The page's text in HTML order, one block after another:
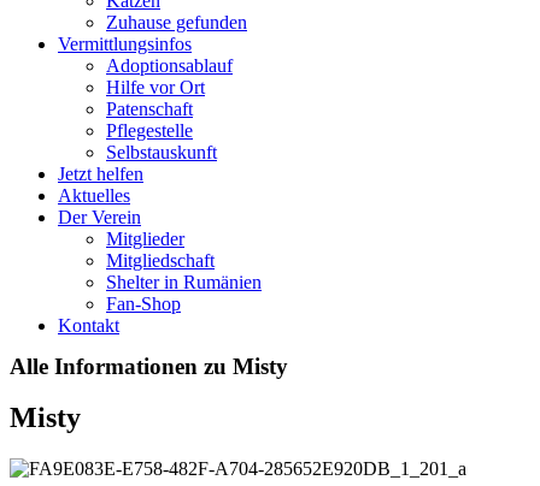
Zuhause gefunden
Vermittlungsinfos
Adoptionsablauf
Hilfe vor Ort
Patenschaft
Pflegestelle
Selbstauskunft
Jetzt helfen
Aktuelles
Der Verein
Mitglieder
Mitgliedschaft
Shelter in Rumänien
Fan-Shop
Kontakt
Alle Informationen zu Misty
Misty